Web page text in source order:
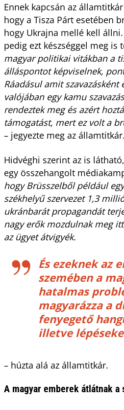
Ennek kapcsán az
hogy a Tisza Párt esetében
hogy Ukrajna mellé kell
pedig ezt készséggel meg is
magyar politikai vitákban a
álláspontot képviselnek,
Ráadásul amit szavazásként
valójában egy kamu
rendeztek meg és azért
támogatást, mert ez volt a
– jegyezte meg az államtitkár.
Hidvéghi szerint az is
egy összehangolt
hogy Brüsszelből például
székhelyű szervezet 1,3
ukránbarát propagandát
nagy erők mozdulnak meg
az ügyet átvigyék.
És ezeknek az
szemében a
hatalmas
magyarázza a
fenyegető
illetve
– húzta alá az államtitkár.
A magyar emberek átlátnak a